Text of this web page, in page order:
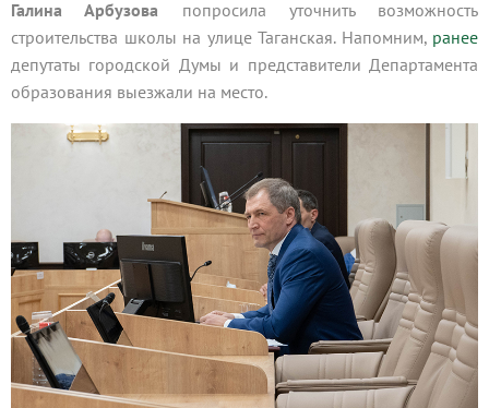
Галина Арбузова попросила уточнить возможность
строительства школы на улице Таганская. Напомним, ранее
депутаты городской Думы и представители Департамента
образования выезжали на место.